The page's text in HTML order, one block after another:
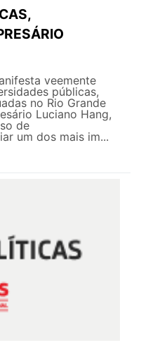
veemente
públicas,
no Rio Grande
Luciano Hang,
de
um dos mais im...